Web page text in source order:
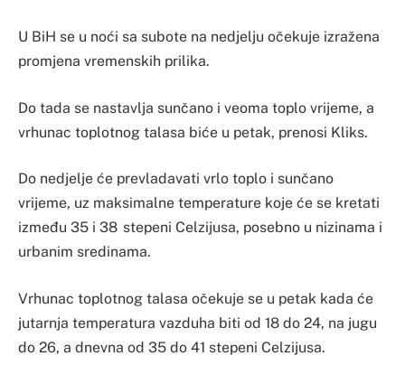
U BiH se u noći sa subote na nedjelju očekuje izražena
promjena vremenskih prilika.
Do tada se nastavlja sunčano i veoma toplo vrijeme, a
vrhunac toplotnog talasa biće u petak, prenosi Kliks.
Do nedjelje će prevladavati vrlo toplo i sunčano
vrijeme, uz maksimalne temperature koje će se kretati
između 35 i 38 stepeni Celzijusa, posebno u nizinama i
urbanim sredinama.
Vrhunac toplotnog talasa očekuje se u petak kada će
jutarnja temperatura vazduha biti od 18 do 24, na jugu
do 26, a dnevna od 35 do 41 stepeni Celzijusa.